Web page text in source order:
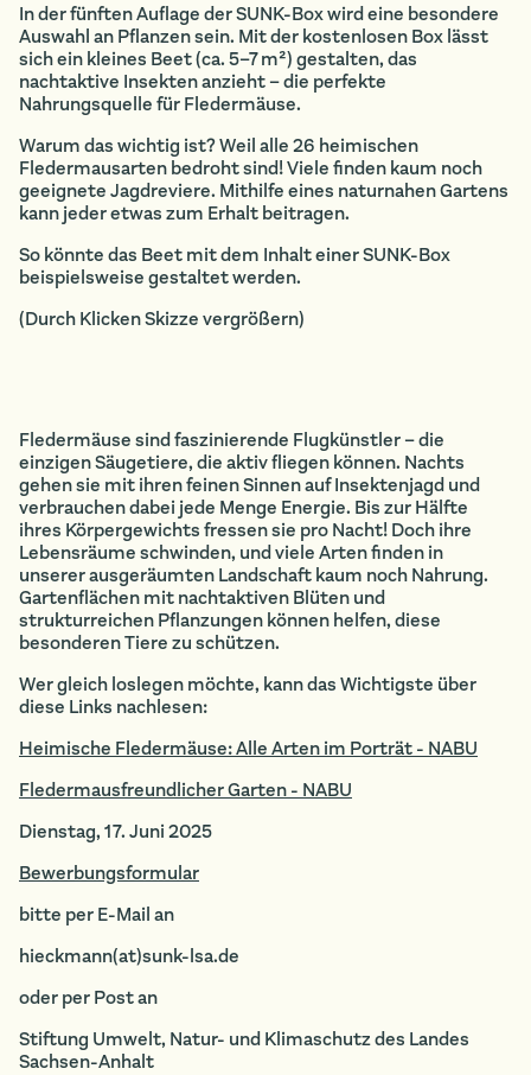
In der fünften Auflage der SUNK-Box wird eine besondere
Auswahl an Pflanzen sein. Mit der kostenlosen Box lässt
sich ein kleines Beet (ca. 5–7 m²) gestalten, das
nachtaktive Insekten anzieht – die perfekte
Nahrungsquelle für Fledermäuse.
Warum das wichtig ist? Weil alle 26 heimischen
Fledermausarten bedroht sind! Viele finden kaum noch
geeignete Jagdreviere. Mithilfe eines naturnahen Gartens
kann jeder etwas zum Erhalt beitragen.
So könnte das Beet mit dem Inhalt einer SUNK-Box
beispielsweise gestaltet werden.
(Durch Klicken Skizze vergrößern)
Fledermäuse sind faszinierende Flugkünstler – die
einzigen Säugetiere, die aktiv fliegen können. Nachts
gehen sie mit ihren feinen Sinnen auf Insektenjagd und
verbrauchen dabei jede Menge Energie. Bis zur Hälfte
ihres Körpergewichts fressen sie pro Nacht! Doch ihre
Lebensräume schwinden, und viele Arten finden in
unserer ausgeräumten Landschaft kaum noch Nahrung.
Gartenflächen mit nachtaktiven Blüten und
strukturreichen Pflanzungen können helfen, diese
besonderen Tiere zu schützen.
Wer gleich loslegen möchte, kann das Wichtigste über
diese Links nachlesen:
Heimische Fledermäuse: Alle Arten im Porträt - NABU
Fledermausfreundlicher Garten - NABU
Dienstag, 17. Juni 2025
Bewerbungsformular
bitte per E-Mail an
hieckmann(at)sunk-lsa.de
oder per Post an
Stiftung Umwelt, Natur- und Klimaschutz des Landes
Sachsen-Anhalt